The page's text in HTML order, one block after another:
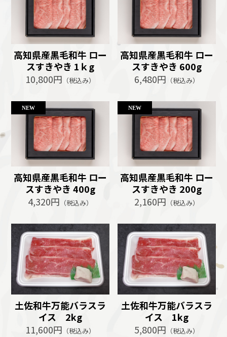
高知県産黒毛和牛 ロー
スすきやき 1ｋg
10,800円 （税込み）
高知県産黒毛和牛 ロー
スすきやき 600g
6,480円 （税込み）
高知県産黒毛和牛 ロー
スすきやき 400g
4,320円 （税込み）
高知県産黒毛和牛 ロー
スすきやき 200g
2,160円 （税込み）
土佐和牛万能バラスラ
イス 2kg
11,600円 （税込み）
土佐和牛万能バラスラ
イス 1kg
5,800円 （税込み）